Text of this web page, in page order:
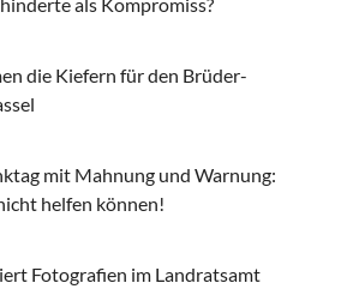
die Kiefern für den Brüder-
mit Mahnung und Warnung:
helfen können!
Fotografien im Landratsamt